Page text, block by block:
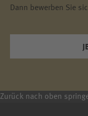
Dann bewerben Sie
Zurück nach oben